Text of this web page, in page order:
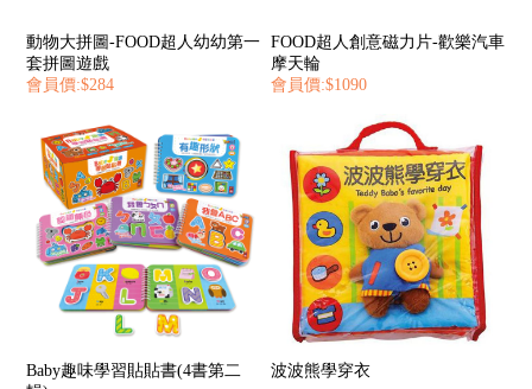
動物大拼圖-FOOD超人幼幼第一
套拼圖遊戲
會員價:$284
FOOD超人創意磁力片-歡樂汽車
摩天輪
會員價:$1090
Baby趣味學習貼貼書(4書第二
波波熊學穿衣